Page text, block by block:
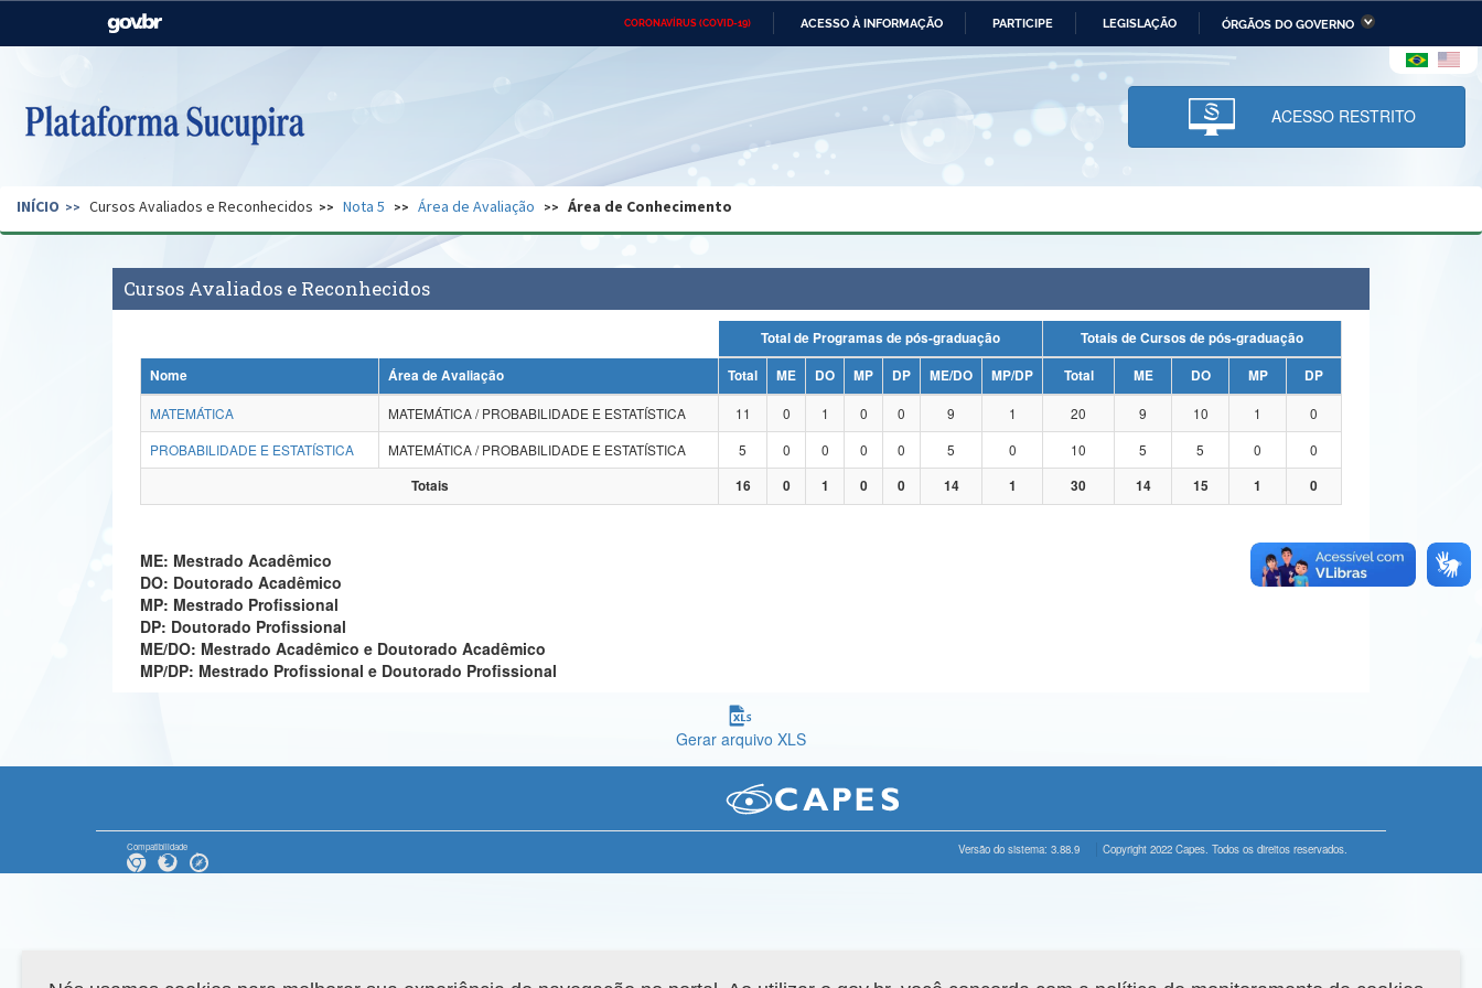
CORONAVÍRUS (COVID-19) ACESSO À INFORMAÇÃO PARTICIPE LEGISLAÇÃO ÓRGÃOS DO GOVERNO
Casa Civil Ministério das Relações Ministério da Economia Ministério da Infraestrutura
Pecuária e Abastecimento
Ministério da Ciência,
Tecnologia, Inovações e
Comunicações
Ministério do Desenvolvimento
Regional e dos Direitos Humanos
Secretaria de Governo Gabinete de Segurança Advocacia-Geral da União Banco Central do Brasil Planalto
ACESSO RESTRITO
INÍCIO Cursos Avaliados e Reconhecidos Nota 5 Área de Avaliação Área de Conhecimento
Cursos Avaliados e Reconhecidos
Total de Programas de pós-graduação
Totais de Cursos de pós-graduação
Nome
Área de Avaliação Total ME DO MP DP ME/DO MP/DP Total ME DO MP
DP
MATEMÁTICA
MATEMÁTICA / PROBABILIDADE E ESTATÍSTICA 11 0 1 0 0 9 1 20 9 10 1
0
PROBABILIDADE E ESTATÍSTICA
MATEMÁTICA / PROBABILIDADE E ESTATÍSTICA 5 0 0 0 0 5 0 10 5 5 0
0
Totais
16 0 1 0 0 14 1 30 14 15 1 0
ME: Mestrado Acadêmico
DO: Doutorado Acadêmico
MP: Mestrado Profissional
DP: Doutorado Profissional
ME/DO: Mestrado Acadêmico e Doutorado Acadêmico
MP/DP: Mestrado Profissional e Doutorado Profissional
Gerar arquivo XLS
Compatibilidade Versão do sistema: 3.88.9 Copyright 2022 Capes. Todos os direitos reservados.